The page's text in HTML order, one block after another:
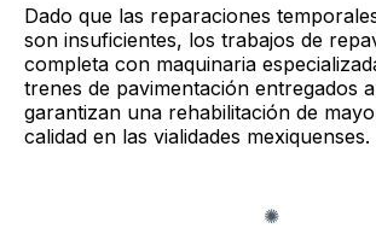
Dado que las reparaciones
son insuficientes, los trabajos de
completa con maquinaria
trenes de pavimentación entregados
garantizan una rehabilitación de
calidad en las vialidades mexiquenses.